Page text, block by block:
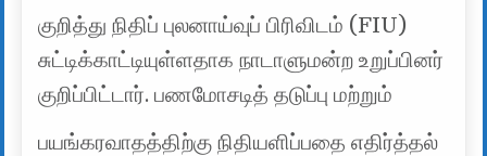
குறித்து நிதிப் புலனாய்வுப் பிரிவிடம் (FIU)
சுட்டிக்காட்டியுள்ளதாக நாடாளுமன்ற உறுப்பினர்
குறிப்பிட்டார். பணமோசடித் தடுப்பு மற்றும்
பயங்கரவாதத்திற்கு நிதியளிப்பதை எதிர்த்தல்